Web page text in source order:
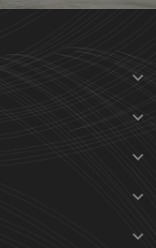




